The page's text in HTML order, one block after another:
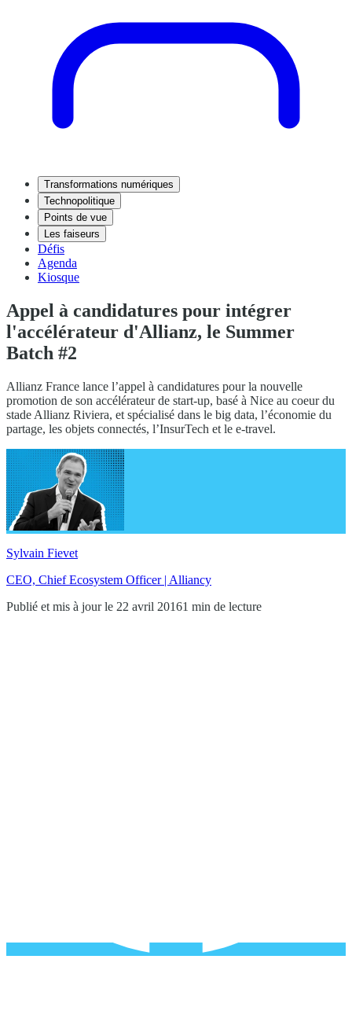
Transformations numériques
Technopolitique
Points de vue
Les faiseurs
Défis
Agenda
Kiosque
Appel à candidatures pour intégrer
l'accélérateur d'Allianz, le Summer
Batch #2
Allianz France lance l’appel à candidatures pour la nouvelle
promotion de son accélérateur de start-up, basé à Nice au coeur du
stade Allianz Riviera, et spécialisé dans le big data, l’économie du
partage, les objets connectés, l’InsurTech et le e-travel.
Sylvain Fievet
CEO, Chief Ecosystem Officer | Alliancy
Publié et mis à jour le 22 avril 20161 min de lecture